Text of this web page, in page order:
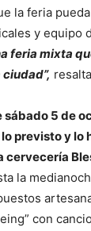
la feria
y equipo
feria mixta
sábado 5 de
previsto y lo
cervecería
la
con